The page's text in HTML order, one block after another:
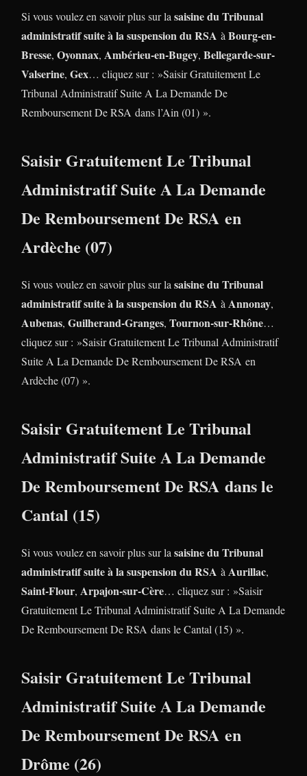
Si vous voulez en savoir plus sur la saisine du Tribunal
administratif suite à la suspension du RSA à Bourg-en-
Bresse, Oyonnax, Ambérieu-en-Bugey, Bellegarde-sur-
Valserine, Gex… cliquez sur : »Saisir Gratuitement Le
Tribunal Administratif Suite A La Demande De
Remboursement De RSA dans l’Ain (01) ».
Saisir Gratuitement Le Tribunal
Administratif Suite A La Demande
De Remboursement De RSA en
Ardèche (07)
Si vous voulez en savoir plus sur la saisine du Tribunal
administratif suite à la suspension du RSA à Annonay,
Aubenas, Guilherand-Granges, Tournon-sur-Rhône…
cliquez sur : »Saisir Gratuitement Le Tribunal Administratif
Suite A La Demande De Remboursement De RSA en
Ardèche (07) ».
Saisir Gratuitement Le Tribunal
Administratif Suite A La Demande
De Remboursement De RSA dans le
Cantal (15)
Si vous voulez en savoir plus sur la saisine du Tribunal
administratif suite à la suspension du RSA à Aurillac,
Saint-Flour, Arpajon-sur-Cère… cliquez sur : »Saisir
Gratuitement Le Tribunal Administratif Suite A La Demande
De Remboursement De RSA dans le Cantal (15) ».
Saisir Gratuitement Le Tribunal
Administratif Suite A La Demande
De Remboursement De RSA en
Drôme (26)